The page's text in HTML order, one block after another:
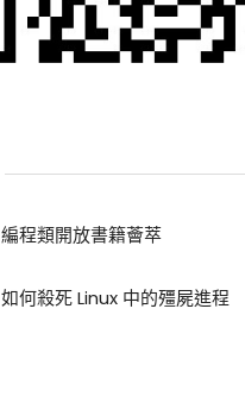
編程類開放書籍薈萃
如何殺死 Linux 中的殭屍進程